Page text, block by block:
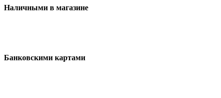
Наличными в магазине
Банковскими картами